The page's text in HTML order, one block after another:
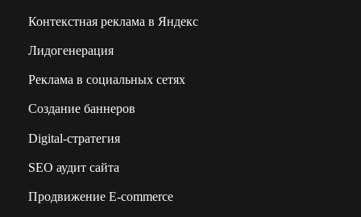
Контекстная реклама в Яндекс
Лидогенерация
Реклама в социальных сетях
Создание баннеров
Digital-стратегия
SEO аудит сайта
Продвижение E-commerce